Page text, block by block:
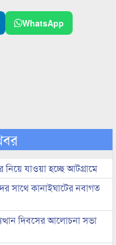
WhatsApp
যাওয়া হচ্ছে আটগ্রামে
সাথে কানাইঘাটের নবাগত
দিবসের আলোচনা সভা